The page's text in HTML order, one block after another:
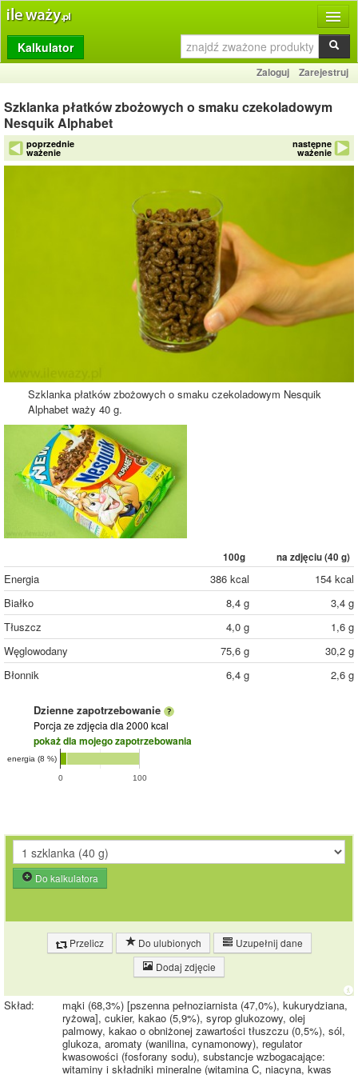
Produkty
Dziennik
Przelicznik
Porównywarka
Kalkulator
Zaloguj Zarejestruj
Szklanka płatków zbożowych o smaku czekoladowym
Nesquik Alphabet
poprzednie
ważenie
następne
ważenie
Szklanka płatków zbożowych o smaku czekoladowym Nesquik
Alphabet waży 40 g.
100g na zdjęciu (40 g)
Energia 386 kcal
154 kcal
Białko
8,4 g
3,4 g
Tłuszcz
4,0 g
1,6 g
Węglowodany
75,6 g
30,2 g
Błonnik
6,4 g 2,6 g
Dzienne zapotrzebowanie
Porcja ze zdjęcia dla 2000 kcal
pokaż dla mojego zapotrzebowania
0 100
energia (8 %)
Do kalkulatora
Przelicz Do ulubionych
Uzupełnij dane
Dodaj zdjęcie
Skład:
mąki (68,3%) [pszenna pełnoziarnista (47,0%), kukurydziana,
ryżowa], cukier, kakao (5,9%), syrop glukozowy, olej
palmowy, kakao o obniżonej zawartości tłuszczu (0,5%), sól,
glukoza, aromaty (wanilina, cynamonowy), regulator
kwasowości (fosforany sodu), substancje wzbogacające:
witaminy i składniki mineralne (witamina C, niacyna, kwas